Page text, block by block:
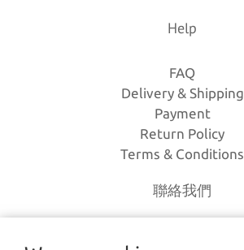
Help
FAQ
Delivery & Shipping
Payment
Return Policy
Terms & Conditions
聯絡我們